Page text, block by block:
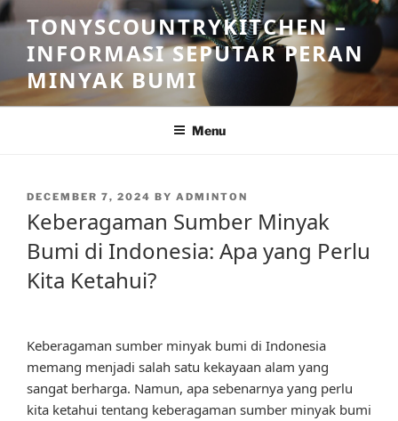
Skip
to
content
TONYSCOUNTRYKITCHEN –
INFORMASI SEPUTAR PERAN
MINYAK BUMI
Menu
POSTED
DECEMBER 7, 2024 BY ADMINTON
Keberagaman Sumber Minyak
Bumi di Indonesia: Apa yang Perlu
Kita Ketahui?
Keberagaman sumber minyak bumi di Indonesia
memang menjadi salah satu kekayaan alam yang
sangat berharga. Namun, apa sebenarnya yang perlu
kita ketahui tentang keberagaman sumber minyak bumi